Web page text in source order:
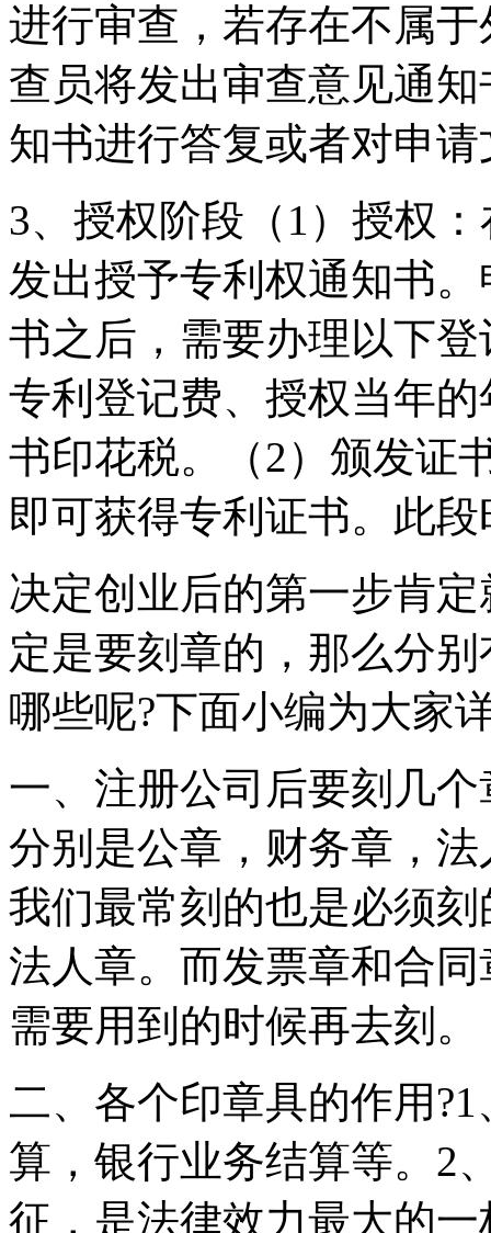
进行审查，若存在不属
查员将发出审查意见通
知书进行答复或者对申
3、授权阶段（1）授权
发出授予专利权通知书
书之后，需要办理以下
专利登记费、授权当年
书印花税。（2）颁发证
即可获得专利证书。此
决定创业后的第一步肯
定是要刻章的，那么分
哪些呢?下面小编为大家
一、注册公司后要刻几
分别是公章，财务章，
我们最常刻的也是必须
法人章。而发票章和合
需要用到的时候再去刻。
二、各个印章具的作用
算，银行业务结算等。2
征，是法律效力最大的